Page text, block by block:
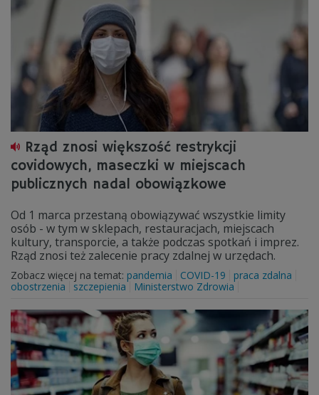
Rząd znosi większość restrykcji
covidowych, maseczki w miejscach
publicznych nadal obowiązkowe
Od 1 marca przestaną obowiązywać wszystkie limity
osób - w tym w sklepach, restauracjach, miejscach
kultury, transporcie, a także podczas spotkań i imprez.
Rząd znosi też zalecenie pracy zdalnej w urzędach.
Zobacz więcej na temat: pandemia COVID-19
praca zdalna
obostrzenia
szczepienia Ministerstwo Zdrowia